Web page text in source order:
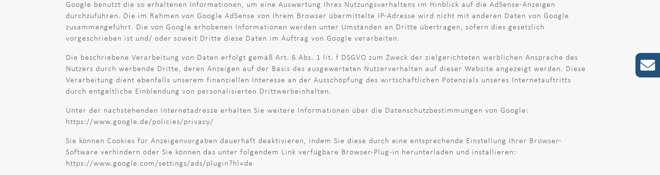
Google benutzt die so erhaltenen Informationen, um eine Auswertung Ihres Nutzungsverhaltens im Hinblick auf die AdSense-Anzeigen
durchzuführen. Die im Rahmen von Google AdSense von Ihrem Browser übermittelte IP-Adresse wird nicht mit anderen Daten von Google
zusammengeführt. Die von Google erhobenen Informationen werden unter Umständen an Dritte übertragen, sofern dies gesetzlich
vorgeschrieben ist und/ oder soweit Dritte diese Daten im Auftrag von Google verarbeiten.
Die beschriebene Verarbeitung von Daten erfolgt gemäß Art. 6 Abs. 1 lit. f DSGVO zum Zweck der zielgerichteten werblichen Ansprache des
Nutzers durch werbende Dritte, deren Anzeigen auf der Basis des ausgewerteten Nutzerverhalten auf dieser Website angezeigt werden. Diese
Verarbeitung dient ebenfalls unserem finanziellen Interesse an der Ausschöpfung des wirtschaftlichen Potenzials unseres Internetauftritts
durch entgeltliche Einblendung von personalisierten Drittwerbeinhalten.
Unter der nachstehenden Internetadresse erhalten Sie weitere Informationen über die Datenschutzbestimmungen von Google:
https://www.google.de/policies/privacy/
Sie können Cookies für Anzeigenvorgaben dauerhaft deaktivieren, indem Sie diese durch eine entsprechende Einstellung Ihrer Browser-
Software verhindern oder Sie können das unter folgendem Link verfügbare Browser-Plug-in herunterladen und installieren:
https://www.google.com/settings/ads/plugin?hl=de